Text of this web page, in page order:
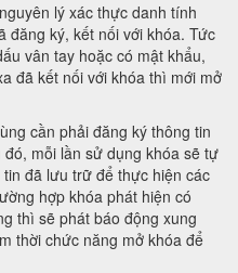
lý xác thực danh tính
đăng ký, kết nối với khóa. Tức
vân tay hoặc có mật khẩu,
đã kết nối với khóa thì mới mở
cần phải đăng ký thông tin
mỗi lần sử dụng khóa sẽ tự
đã lưu trữ để thực hiện các
hợp khóa phát hiện có
thì sẽ phát báo động xung
thời chức năng mở khóa để